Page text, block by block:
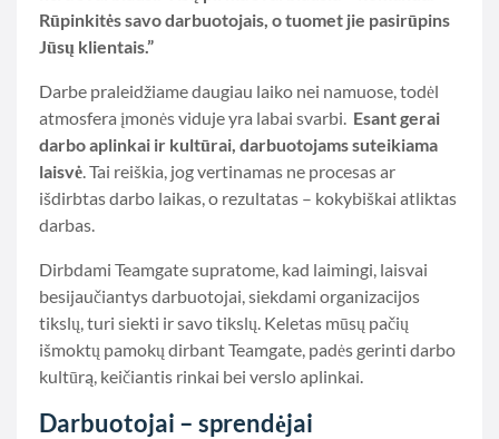
Rūpinkitės savo darbuotojais, o tuomet jie pasirūpins
Jūsų klientais.”
Darbe praleidžiame daugiau laiko nei namuose, todėl
atmosfera įmonės viduje yra labai svarbi. Esant gerai
darbo aplinkai ir kultūrai, darbuotojams suteikiama
laisvė. Tai reiškia, jog vertinamas ne procesas ar
išdirbtas darbo laikas, o rezultatas – kokybiškai atliktas
darbas.
Dirbdami Teamgate supratome, kad laimingi, laisvai
besijaučiantys darbuotojai, siekdami organizacijos
tikslų, turi siekti ir savo tikslų. Keletas mūsų pačių
išmoktų pamokų dirbant Teamgate, padės gerinti darbo
kultūrą, keičiantis rinkai bei verslo aplinkai.
Darbuotojai – sprendėjai